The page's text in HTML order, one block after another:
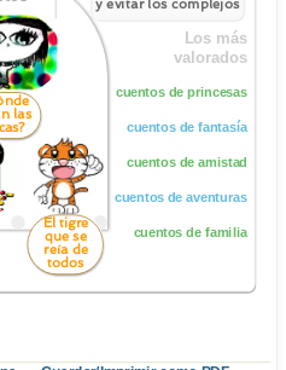
las
El tigre
que se
reía de
todos
Los más
valorados
cuentos de princesas
cuentos de fantasía
cuentos de amistad
cuentos de aventuras
cuentos de familia